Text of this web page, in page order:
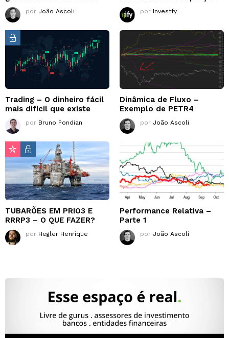
por João Ascoli por Investfy
Trading – O dinheiro fácil
mais difícil que existe
por Bruno Pondian
Dinâmica de Fluxo –
Exemplo de PETR4
por João Ascoli
TUBARÕES EM PRIO3 E
RRRP3 – O QUE FAZER?
por Hegler Henrique
Performance Relativa –
Parte 1
por João Ascoli